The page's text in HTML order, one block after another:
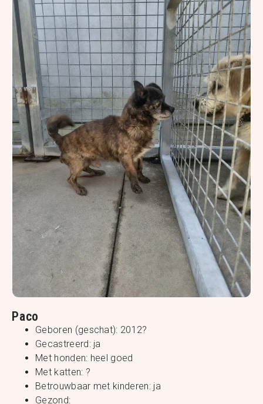
Paco
Geboren (geschat): 2012?
Gecastreerd: ja
Met honden: heel goed
Met katten: ?
Betrouwbaar met kinderen: ja
Gezond: